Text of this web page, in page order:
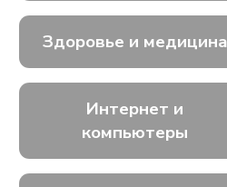
Здоровье и медицина
Интернет и
компьютеры